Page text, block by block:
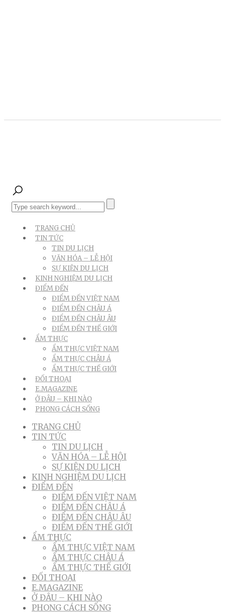
TRANG CHỦ
TIN TỨC
TIN DU LỊCH
VĂN HÓA – LỄ HỘI
SỰ KIỆN DU LỊCH
KINH NGHIỆM DU LỊCH
ĐIỂM ĐẾN
ĐIỂM ĐẾN VIỆT NAM
ĐIỂM ĐẾN CHÂU Á
ĐIỂM ĐẾN CHÂU ÂU
ĐIỂM ĐẾN THẾ GIỚI
ẨM THỰC
ẨM THỰC VIỆT NAM
ẨM THỰC CHÂU Á
ẨM THỰC THẾ GIỚI
ĐỐI THOẠI
E.MAGAZINE
Ở ĐÂU – KHI NÀO
PHONG CÁCH SỐNG
TRANG CHỦ
TIN TỨC
TIN DU LỊCH
VĂN HÓA – LỄ HỘI
SỰ KIỆN DU LỊCH
KINH NGHIỆM DU LỊCH
ĐIỂM ĐẾN
ĐIỂM ĐẾN VIỆT NAM
ĐIỂM ĐẾN CHÂU Á
ĐIỂM ĐẾN CHÂU ÂU
ĐIỂM ĐẾN THẾ GIỚI
ẨM THỰC
ẨM THỰC VIỆT NAM
ẨM THỰC CHÂU Á
ẨM THỰC THẾ GIỚI
ĐỐI THOẠI
E.MAGAZINE
Ở ĐÂU – KHI NÀO
PHONG CÁCH SỐNG